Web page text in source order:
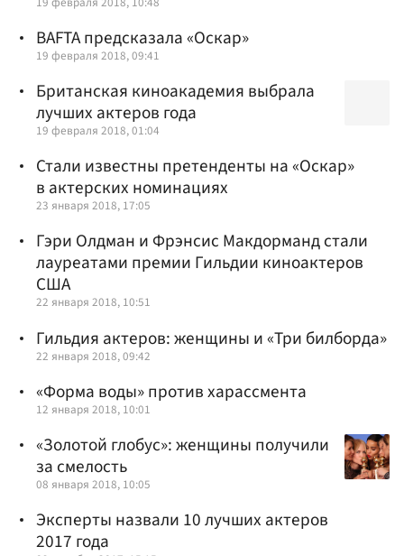
BAFTA предсказала «Оскар»
19 февраля 2018, 09:41
Британская киноакадемия выбрала
лучших актеров года
19 февраля 2018, 01:04
Стали известны претенденты на «Оскар»
в актерских номинациях
23 января 2018, 17:05
Гэри Олдман и Фрэнсис Макдорманд стали
лауреатами премии Гильдии киноактеров
США
22 января 2018, 10:51
Гильдия актеров: женщины и «Три билборда»
22 января 2018, 09:42
«Форма воды» против харассмента
12 января 2018, 10:01
«Золотой глобус»: женщины получили
за смелость
08 января 2018, 10:05
Эксперты назвали 10 лучших актеров
2017 года